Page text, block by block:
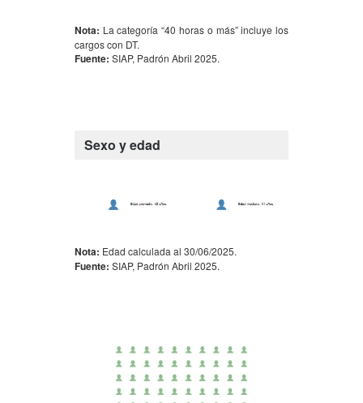
Nota: La categoría “40 horas o más” incluye los
cargos con DT.
Fuente: SIAP, Padrón Abril 2025.
Sexo y edad
Nota: Edad calculada al 30/06/2025.
Fuente: SIAP, Padrón Abril 2025.